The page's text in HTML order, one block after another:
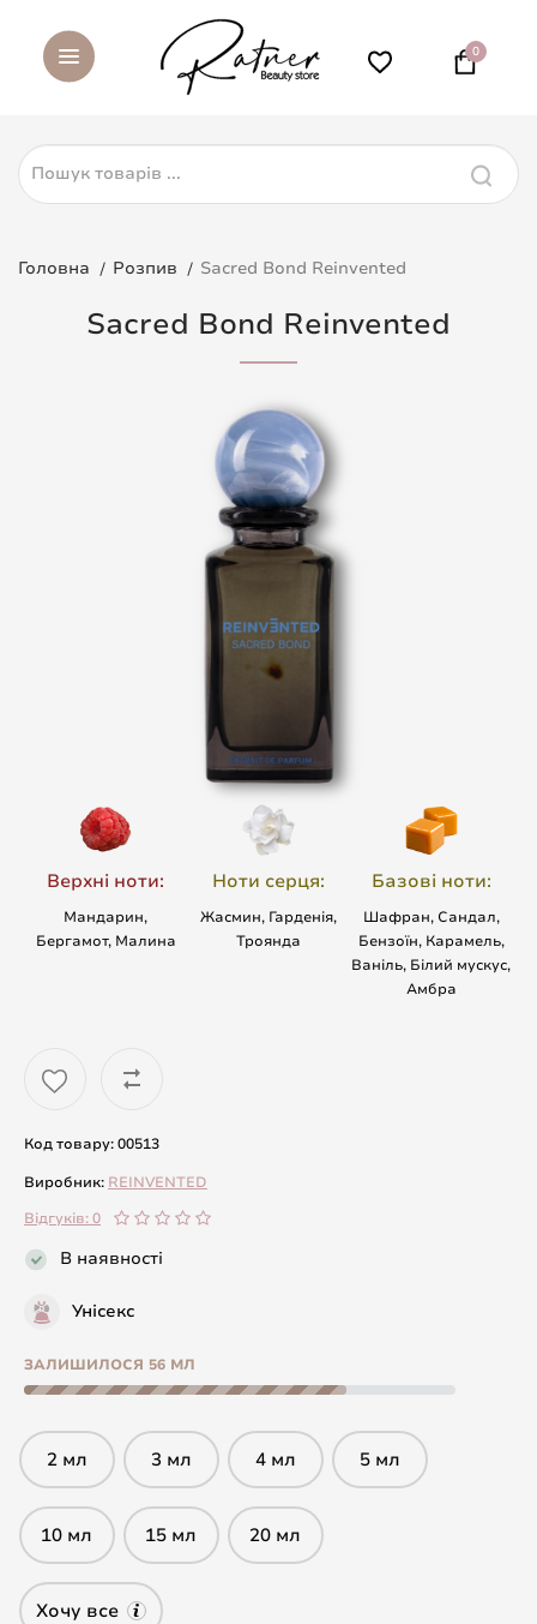
0
Головна Розпив Sacred Bond Reinvented
Sacred Bond Reinvented
Верхні ноти:
Мандарин,
Бергамот, Малина
Ноти серця:
Жасмин, Гарденія,
Троянда
Базові ноти:
Шафран, Сандал,
Бензоїн, Карамель,
Ваніль, Білий мускус,
Амбра
Код товару: 00513
Виробник: REINVENTED
Відгуків: 0
В наявності
Унісекс
ЗАЛИШИЛОСЯ 56 МЛ
2 мл 3 мл 4 мл 5 мл
10 мл 15 мл 20 мл
Хочу все